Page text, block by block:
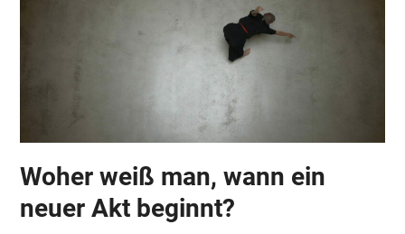
Woher weiß man, wann ein
neuer Akt beginnt?